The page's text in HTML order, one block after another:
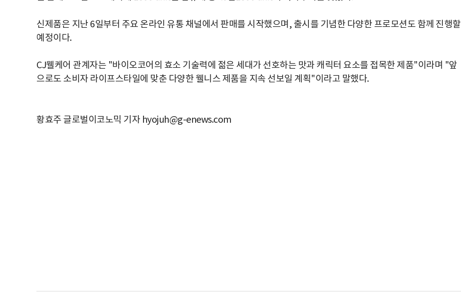
신제품은 지난 6일부터 주요 온라인 유통 채널에서 판매를 시작했으며, 출시를 기념한 다양한 프로모션도 함께 진행할
예정이다.
CJ웰케어 관계자는 "바이오코어의 효소 기술력에 젊은 세대가 선호하는 맛과 캐릭터 요소를 접목한 제품"이라며 "앞
으로도 소비자 라이프스타일에 맞춘 다양한 웰니스 제품을 지속 선보일 계획"이라고 말했다.
황효주 글로벌이코노믹 기자 hyojuh@g-enews.com